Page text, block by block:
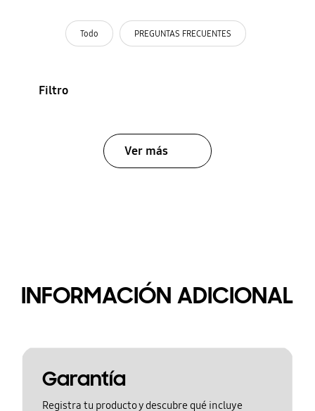
Todo PREGUNTAS FRECUENTES
Filtro
Ver más
INFORMACIÓN ADICIONAL
Garantía
Registra tu producto y descubre qué incluye